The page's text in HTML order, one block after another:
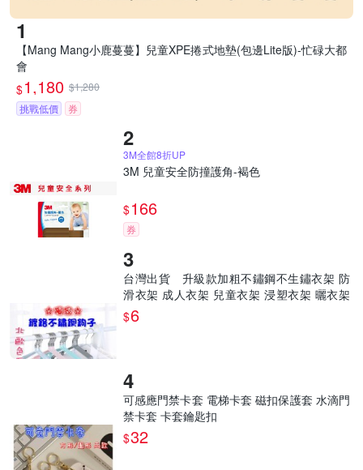
【Mang Mang小鹿蔓蔓】兒童XPE捲式地墊(包邊Lite版)-忙碌大都
會
$1,180 $1,280
挑戰低價
券
3M全館8折UP
3M 兒童安全防撞護角-褐色
$166
券
台灣出貨 升級款加粗不鏽鋼不生鏽衣架 防
滑衣架 成人衣架 兒童衣架 浸塑衣架 曬衣架
不鏽
$6
可感應門禁卡套 電梯卡套 磁扣保護套 水滴門
禁卡套 卡套鑰匙扣
$32